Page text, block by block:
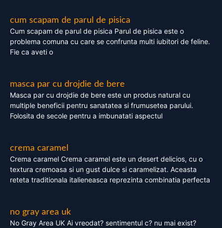
cum scapam de parul de pisica
Cum scapam de parul de pisica Parul de pisica este o
problema comuna cu care se confrunta multi iubitori de feline.
Fie ca aveti o
masca par cu drojdie de bere
Masca par cu drojdie de bere este un produs natural cu
multiple beneficii pentru sanatatea si frumusetea parului.
Folosita de secole pentru a imbunatati aspectul
crema caramel
Crema caramel Crema caramel este un desert delicios, cu o
textura cremoasa si un gust dulce si caramelizat. Aceasta
reteta traditionala italieneasca reprezinta combinatia perfecta
no gray area uk
No Gray Area UK Ai vreodat? sentimentul c? nu mai exist?